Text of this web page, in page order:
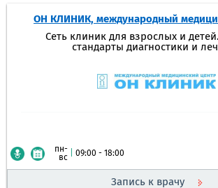
ОН КЛИНИК, международный
Сеть клиник для взрослых и
стандарты диагностики и
пн-
вс
09:00 - 18:00
Запись к врачу